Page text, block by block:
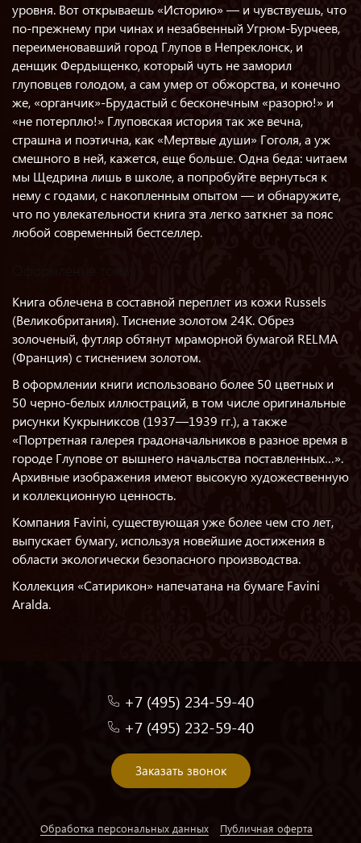
уровня. Вот открываешь «Историю» — и чувствуешь, что
по-прежнему при чинах и незабвенный Угрюм-Бурчеев,
переименовавший город Глупов в Непреклонск, и
денщик Фердыщенко, который чуть не заморил
глуповцев голодом, а сам умер от обжорства, и конечно
же, «органчик»-Брудастый с бесконечным «разорю!» и
«не потерплю!» Глуповская история так же вечна,
страшна и поэтична, как «Мертвые души» Гоголя, а уж
смешного в ней, кажется, еще больше. Одна беда: читаем
мы Щедрина лишь в школе, а попробуйте вернуться к
нему с годами, с накопленным опытом — и обнаружите,
что по увлекательности книга эта легко заткнет за пояс
любой современный бестселлер.
Книга облечена в составной переплет из кожи Russels
(Великобритания). Тиснение золотом 24K. Обрез
золоченый, футляр обтянут мраморной бумагой RELMA
(Франция) с тиснением золотом.
В оформлении книги использовано более 50 цветных и
50 черно-белых иллюстраций, в том числе оригинальные
рисунки Кукрыниксов (1937—1939 гг.), а также
«Портретная галерея градоначальников в разное время в
городе Глупове от вышнего начальства поставленных…».
Архивные изображения имеют высокую художественную
и коллекционную ценность.
Компания Favini, существующая уже более чем сто лет,
выпускает бумагу, используя новейшие достижения в
области экологически безопасного производства.
Коллекция «Сатирикон» напечатана на бумаге Favini
Aralda.
+7 (495) 234-59-40
+7 (495) 232-59-40
Заказать звонок
Обработка персональных данных Публичная оферта